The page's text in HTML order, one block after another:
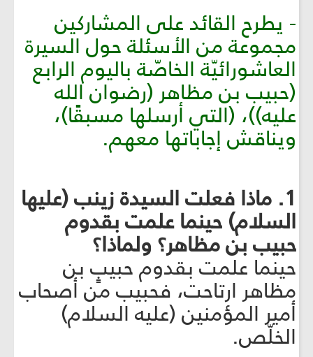
- يطرح القائد على المشاركين
مجموعة من الأسئلة حول السيرة
العاشورائيّة الخاصّة باليوم الرابع
(حبيب بن مظاهر (رضوان الله
عليه))، (التي أرسلها مسبقًا)،
ويناقش إجاباتها معهم.
1. ماذا فعلت السيدة زينب (عليها
السلام) حينما علمت بقدوم
حبيب بن مظاهر؟ ولماذا؟
حينما علمت بقدوم حبيبٍ بن
مظاهر ارتاحت، فحبيب من أصحاب
أمير المؤمنين (عليه السلام)
الخلّص.